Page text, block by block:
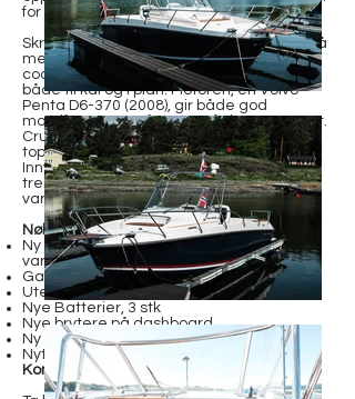
for komfort og brukervennlighet.
Skroget er profesjonelt lakkert i en dyp grå
metallic og behandlet med keramisk
coating – båten gir et eksklusivt inntrykk
både til kai og i plan. Motoren, en Volvo
Penta D6-370 (2008), gir både god
marsjfart og toppfart, og går jevnt og pent.
Cruisefart ligger på ca. 36–37 knop, med
toppfart rundt 41 knop.
Innvendig er båten oppgradert med nye
trekk, moderne elektrisk anlegg, varme,
varmtvann og mye mer.
Nøkkelutstyr:
Ny Webasto 5,5 kw, digital styring, 4
varmedyser ute og 1 i lugar
Garmin kartplotter
Utedusj
Nye Batterier, 3 stk
Nye brytere på dashboard
Ny havnekalesje
Nytt digitalt trimflaps panel
Komplett utstyrsliste finner du på